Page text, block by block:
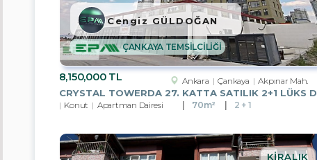
8,150,000 TL Ankara Çankaya Akpınar Mah.
Konut Apartman Dairesi 70m² 2 + 1
ÇANKAYA TEMSİLCİLİĞİ
Cengiz GÜLDOĞAN
KIRALIK